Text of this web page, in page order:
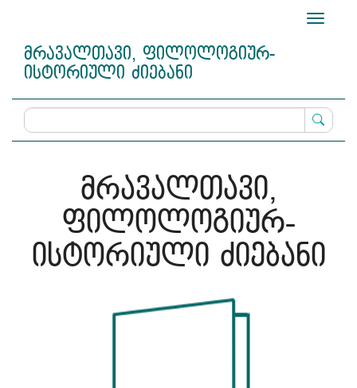
Main
Content
Sidebar
Toggle
მრავალთავი, ფილოლოგიურ-
ისტორიული ძიებანი
მრავალთავი,
ფილოლოგიურ-
ისტორიული ძიებანი